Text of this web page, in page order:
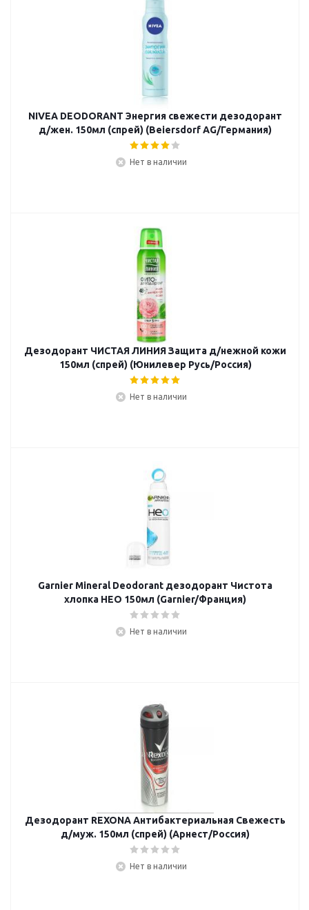
NIVEA DEODORANT Энергия свежести дезодорант
д/жен. 150мл (спрей) (Beiersdorf AG/Германия)
Нет в наличии
Дезодорант ЧИСТАЯ ЛИНИЯ Защита д/нежной кожи
150мл (спрей) (Юнилевер Русь/Россия)
Нет в наличии
Garnier Mineral Deodorant дезодорант Чистота
хлопка НЕО 150мл (Garnier/Франция)
Нет в наличии
Дезодорант REXONA Антибактериальная Свежесть
д/муж. 150мл (спрей) (Арнест/Россия)
Нет в наличии